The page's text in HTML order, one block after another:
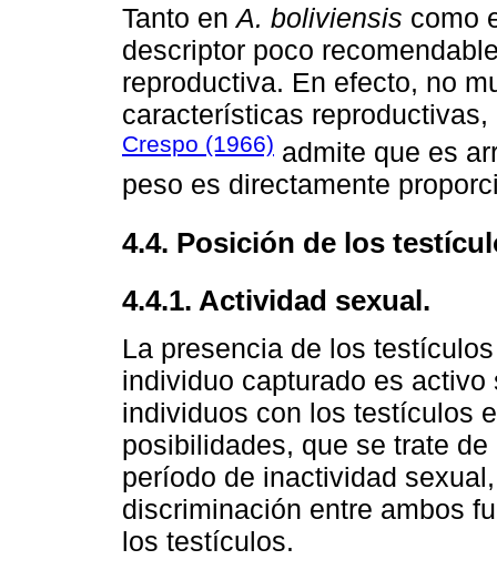
Tanto enA. boliviensis como
descriptor poco
reproductiva. En efecto, no
características
Crespo (1966) admite que es
peso es directamente
4.4. Posición de los
4.4.1. Actividad sexual.
La presencia de los
individuo capturado es
individuos con los testículos
posibilidades, que se trate
período de inactividad
discriminación entre ambos
los testículos.